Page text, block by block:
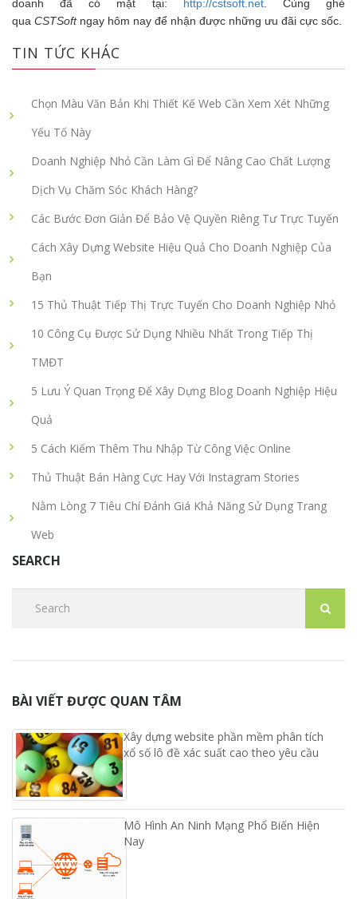
doanh đã có mặt tại: http://cstsoft.net. Cùng ghé
qua CSTSoft ngay hôm nay để nhận được những ưu đãi cực sốc.
TIN TỨC KHÁC
Chọn Màu Văn Bản Khi Thiết Kế Web Cần Xem Xét Những
Yếu Tố Này
Doanh Nghiệp Nhỏ Cần Làm Gì Để Nâng Cao Chất Lượng
Dịch Vụ Chăm Sóc Khách Hàng?
Các Bước Đơn Giản Để Bảo Vệ Quyền Riêng Tư Trực Tuyến
Cách Xây Dựng Website Hiệu Quả Cho Doanh Nghiệp Của
Bạn
15 Thủ Thuật Tiếp Thị Trực Tuyến Cho Doanh Nghiệp Nhỏ
10 Công Cụ Được Sử Dụng Nhiều Nhất Trong Tiếp Thị
TMĐT
5 Lưu Ý Quan Trọng Để Xây Dựng Blog Doanh Nghiệp Hiệu
Quả
5 Cách Kiếm Thêm Thu Nhập Từ Công Việc Online
Thủ Thuật Bán Hàng Cực Hay Với Instagram Stories
Nằm Lòng 7 Tiêu Chí Đánh Giá Khả Năng Sử Dụng Trang
Web
SEARCH
BÀI VIẾT ĐƯỢC QUAN TÂM
Xây dựng website phần mềm phân tích
xổ số lô đề xác suất cao theo yêu cầu
Mô Hình An Ninh Mạng Phổ Biến Hiện
Nay